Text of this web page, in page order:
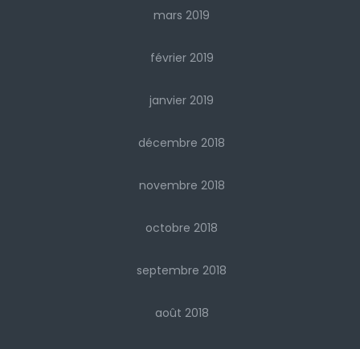
mars 2019
février 2019
janvier 2019
décembre 2018
novembre 2018
octobre 2018
septembre 2018
août 2018